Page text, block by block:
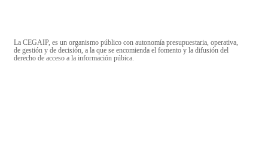
La CEGAIP, es un organismo público con autonomía presupuestaria, operativa,
de gestión y de decisión, a la que se encomienda el fomento y la difusión del
derecho de acceso a la información púbica.